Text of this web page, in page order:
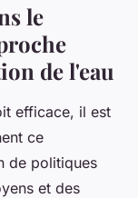
le
de l'eau
efficace, il est
ce
de politiques
et des